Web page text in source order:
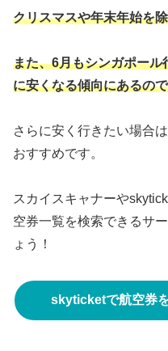
クリスマスや年末年始を
また、6月もシンガポール
に安くなる傾向にあるの
さらに安く行きたい場合
おすすめです。
スカイスキャナーや
空券一覧を検索できるサ
ょう！
skyticketで航空券